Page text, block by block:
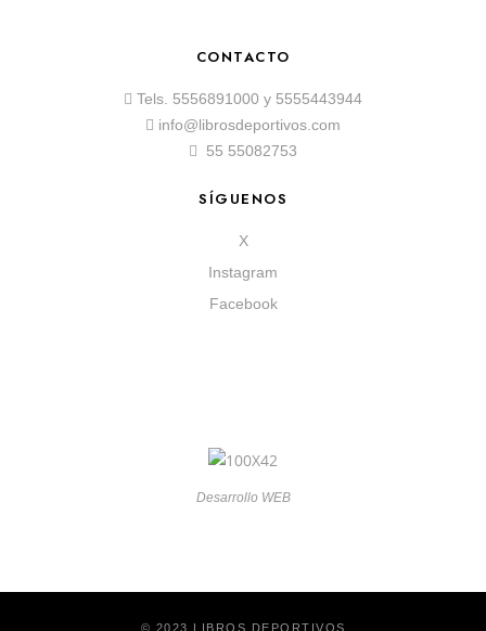
CONTACTO
Tels. 5556891000 y 5555443944
info@librosdeportivos.com
55 55082753
SÍGUENOS
X
Instagram
Facebook
Desarrollo WEB
© 2023 LIBROS DEPORTIVOS